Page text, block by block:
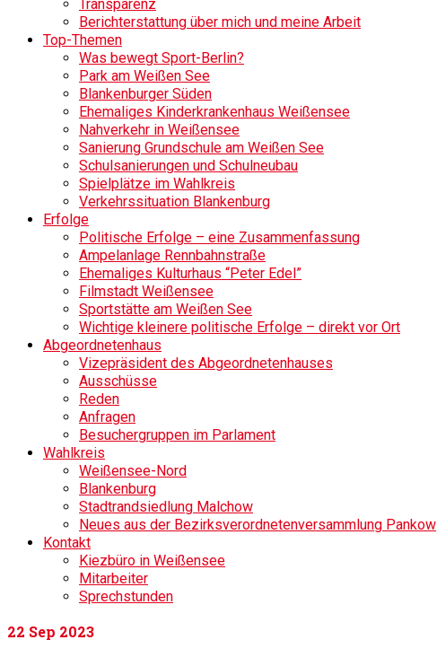
Transparenz
Berichterstattung über mich und meine Arbeit
Top-Themen
Was bewegt Sport-Berlin?
Park am Weißen See
Blankenburger Süden
Ehemaliges Kinderkrankenhaus Weißensee
Nahverkehr in Weißensee
Sanierung Grundschule am Weißen See
Schulsanierungen und Schulneubau
Spielplätze im Wahlkreis
Verkehrssituation Blankenburg
Erfolge
Politische Erfolge – eine Zusammenfassung
Ampelanlage Rennbahnstraße
Ehemaliges Kulturhaus “Peter Edel”
Filmstadt Weißensee
Sportstätte am Weißen See
Wichtige kleinere politische Erfolge – direkt vor Ort
Abgeordnetenhaus
Vizepräsident des Abgeordnetenhauses
Ausschüsse
Reden
Anfragen
Besuchergruppen im Parlament
Wahlkreis
Weißensee-Nord
Blankenburg
Stadtrandsiedlung Malchow
Neues aus der Bezirksverordnetenversammlung Pankow
Kontakt
Kiezbüro in Weißensee
Mitarbeiter
Sprechstunden
22 Sep 2023